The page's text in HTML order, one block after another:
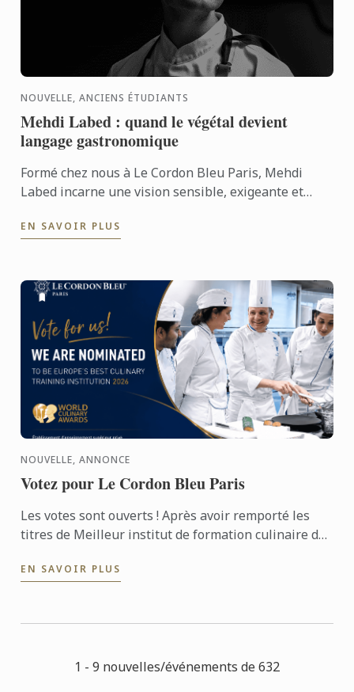
NOUVELLE, ANCIENS ÉTUDIANTS
Mehdi Labed : quand le végétal devient
langage gastronomique
Formé chez nous à Le Cordon Bleu Paris, Mehdi
Labed incarne une vision sensible, exigeante et
inspirant, ...
EN SAVOIR PLUS
NOUVELLE, ANNONCE
Votez pour Le Cordon Bleu Paris
Les votes sont ouverts ! Après avoir remporté les
titres de Meilleur institut de formation culinaire du
remet ...
EN SAVOIR PLUS
1 - 9 nouvelles/événements de 632